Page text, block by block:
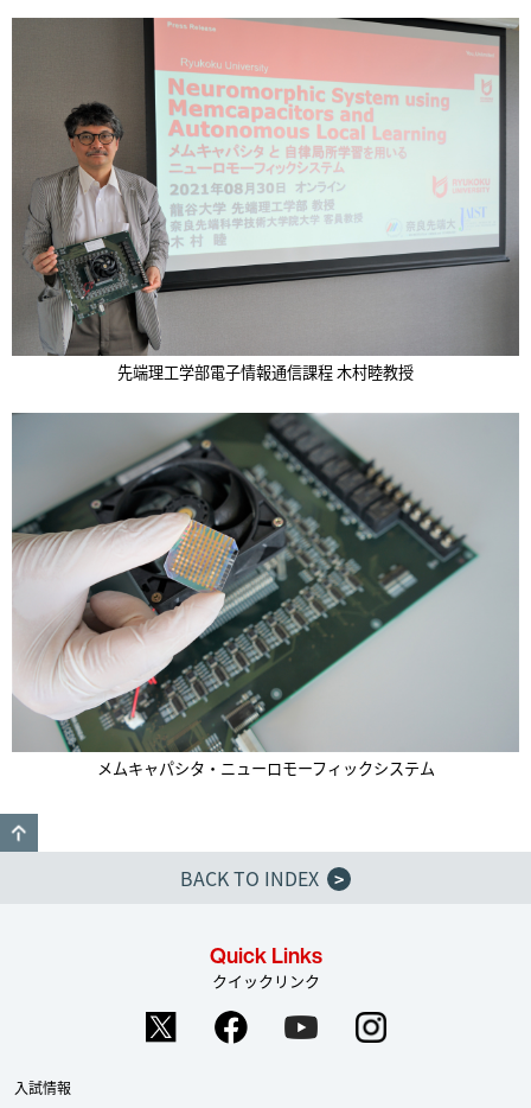
先端理工学部電子情報通信課程 木村睦教授
メムキャパシタ・ニューロモーフィックシステム
BACK TO INDEX
>
Quick Links
クイックリンク
入試情報